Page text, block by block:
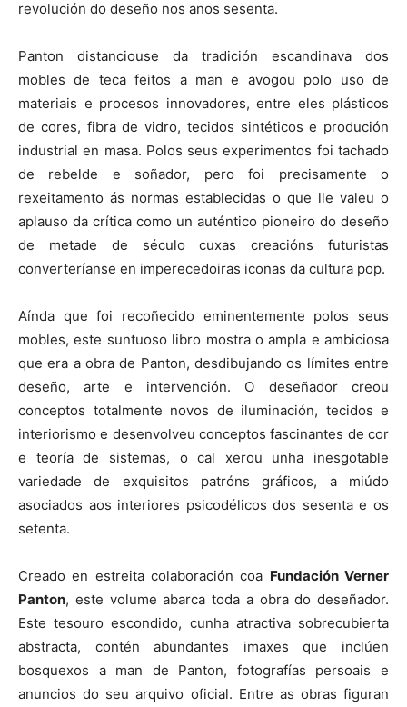
revolución do deseño nos anos sesenta.
Panton distanciouse da tradición escandinava dos
mobles de teca feitos a man e avogou polo uso de
materiais e procesos innovadores, entre eles plásticos
de cores, fibra de vidro, tecidos sintéticos e produción
industrial en masa. Polos seus experimentos foi tachado
de rebelde e soñador, pero foi precisamente o
rexeitamento ás normas establecidas o que lle valeu o
aplauso da crítica como un auténtico pioneiro do deseño
de metade de século cuxas creacións futuristas
converteríanse en imperecedoiras iconas da cultura pop.
Aínda que foi recoñecido eminentemente polos seus
mobles, este suntuoso libro mostra o ampla e ambiciosa
que era a obra de Panton, desdibujando os límites entre
deseño, arte e intervención. O deseñador creou
conceptos totalmente novos de iluminación, tecidos e
interiorismo e desenvolveu conceptos fascinantes de cor
e teoría de sistemas, o cal xerou unha inesgotable
variedade de exquisitos patróns gráficos, a miúdo
asociados aos interiores psicodélicos dos sesenta e os
setenta.
Creado en estreita colaboración coa Fundación Verner
Panton, este volume abarca toda a obra do deseñador.
Este tesouro escondido, cunha atractiva sobrecubierta
abstracta, contén abundantes imaxes que inclúen
bosquexos a man de Panton, fotografías persoais e
anuncios do seu arquivo oficial. Entre as obras figuran